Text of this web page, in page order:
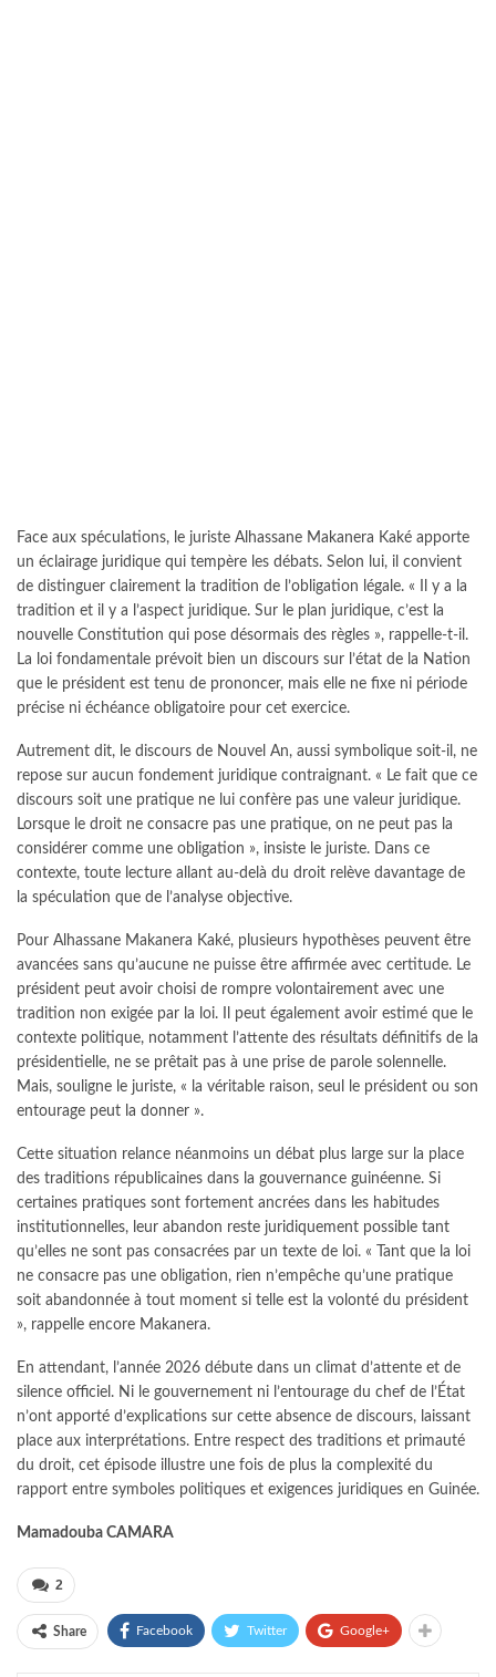
Face aux spéculations, le juriste Alhassane Makanera Kaké apporte
un éclairage juridique qui tempère les débats. Selon lui, il convient
de distinguer clairement la tradition de l’obligation légale. « Il y a la
tradition et il y a l’aspect juridique. Sur le plan juridique, c’est la
nouvelle Constitution qui pose désormais des règles », rappelle-t-il.
La loi fondamentale prévoit bien un discours sur l’état de la Nation
que le président est tenu de prononcer, mais elle ne fixe ni période
précise ni échéance obligatoire pour cet exercice.
Autrement dit, le discours de Nouvel An, aussi symbolique soit-il, ne
repose sur aucun fondement juridique contraignant. « Le fait que ce
discours soit une pratique ne lui confère pas une valeur juridique.
Lorsque le droit ne consacre pas une pratique, on ne peut pas la
considérer comme une obligation », insiste le juriste. Dans ce
contexte, toute lecture allant au-delà du droit relève davantage de
la spéculation que de l’analyse objective.
Pour Alhassane Makanera Kaké, plusieurs hypothèses peuvent être
avancées sans qu’aucune ne puisse être affirmée avec certitude. Le
président peut avoir choisi de rompre volontairement avec une
tradition non exigée par la loi. Il peut également avoir estimé que le
contexte politique, notamment l’attente des résultats définitifs de la
présidentielle, ne se prêtait pas à une prise de parole solennelle.
Mais, souligne le juriste, « la véritable raison, seul le président ou son
entourage peut la donner ».
Cette situation relance néanmoins un débat plus large sur la place
des traditions républicaines dans la gouvernance guinéenne. Si
certaines pratiques sont fortement ancrées dans les habitudes
institutionnelles, leur abandon reste juridiquement possible tant
qu’elles ne sont pas consacrées par un texte de loi. « Tant que la loi
ne consacre pas une obligation, rien n’empêche qu’une pratique
soit abandonnée à tout moment si telle est la volonté du président
», rappelle encore Makanera.
En attendant, l’année 2026 débute dans un climat d’attente et de
silence officiel. Ni le gouvernement ni l’entourage du chef de l’État
n’ont apporté d’explications sur cette absence de discours, laissant
place aux interprétations. Entre respect des traditions et primauté
du droit, cet épisode illustre une fois de plus la complexité du
rapport entre symboles politiques et exigences juridiques en Guinée.
Mamadouba CAMARA
2
Share Facebook Twitter Google+